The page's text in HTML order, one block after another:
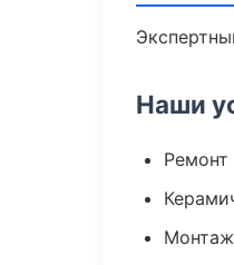
Наши
Ремонт